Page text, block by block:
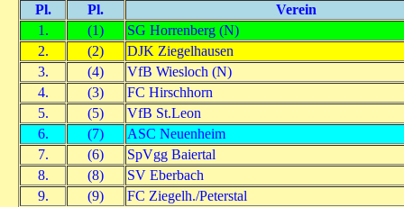
Pl. Pl.
Verein
1.
(1)
SG Horrenberg (N)
2.
(2)
DJK Ziegelhausen
3.
(4)
VfB Wiesloch (N)
4.
(3)
FC Hirschhorn
5.
(5)
VfB St.Leon
6.
(7)
ASC Neuenheim
7.
(6)
SpVgg Baiertal
8.
(8)
SV Eberbach
9.
(9)
FC Ziegelh./Peterstal